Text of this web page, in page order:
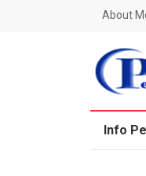
About
Blog
Info